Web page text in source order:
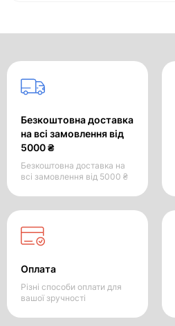
Безкоштовна доставка
на всі замовлення від
5000 ₴
Безкоштовна доставка на
всі замовлення від 5000 ₴
Оплата
Різні способи оплати для
вашої зручності